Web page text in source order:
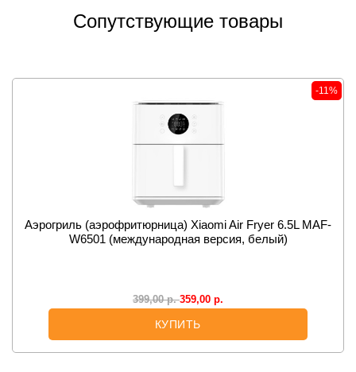
Сопутствующие товары
-11%
Аэрогриль (аэрофритюрница) Xiaomi Air Fryer 6.5L MAF-
W6501 (международная версия, белый)
399,00р. 359,00 р.
КУПИТЬ